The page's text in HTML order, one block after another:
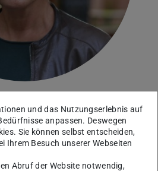
und Raumsoziologie,
der AG
und das Nutzungserlebnis auf
anpassen. Deswegen
Sie können selbst entscheiden,
Ihrem Besuch unserer Webseiten
Abruf der Website notwendig,